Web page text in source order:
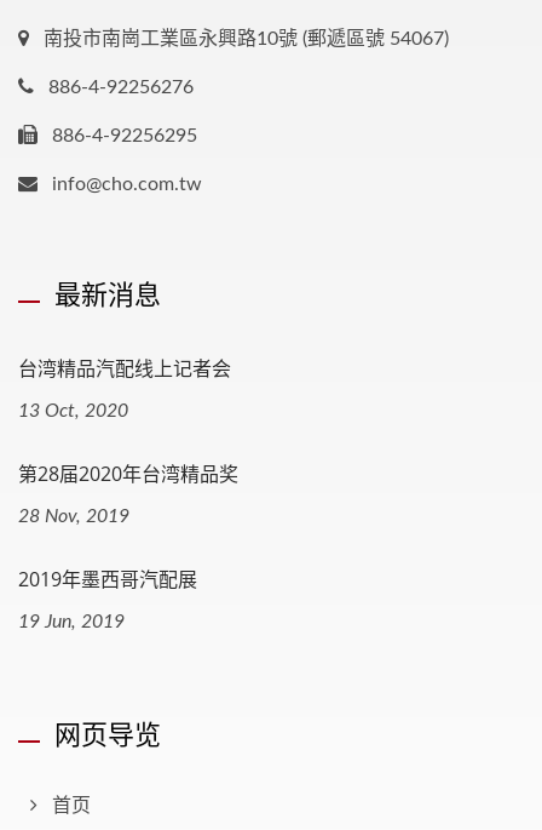
南投市南崗工業區永興路10號 (郵遞區號 54067)
886-4-92256276
886-4-92256295
info@cho.com.tw
最新消息
台湾精品汽配线上记者会
13 Oct, 2020
第28届2020年台湾精品奖
28 Nov, 2019
2019年墨西哥汽配展
19 Jun, 2019
网页导览
首页